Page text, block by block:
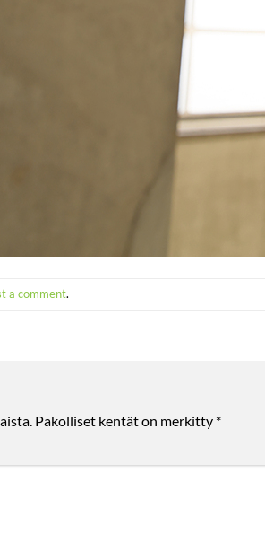
a comment.
Pakolliset kentät on merkitty *